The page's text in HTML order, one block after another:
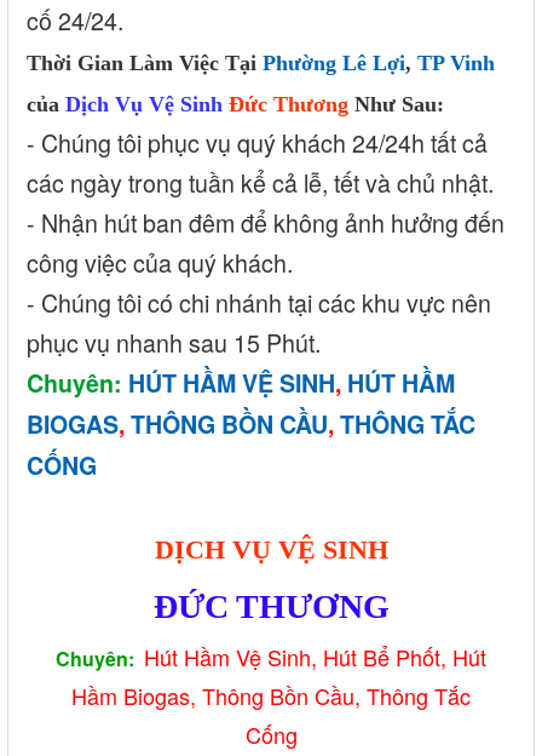
cố 24/24.
Thời Gian Làm Việc Tại Phường Lê Lợi, TP Vinh
của Dịch Vụ Vệ Sinh Đức Thương Như Sau:
- Chúng tôi phục vụ quý khách 24/24h tất cả
các ngày trong tuần kể cả lễ, tết và chủ nhật.
- Nhận hút ban đêm để không ảnh hưởng đến
công việc của quý khách.
- Chúng tôi có chi nhánh tại các khu vực nên
phục vụ nhanh sau 15 Phút.
Chuyên: HÚT HẦM VỆ SINH, HÚT HẦM
BIOGAS,THÔNG BỒN CẦU,THÔNG TẮC
CỐNG
DỊCH VỤ VỆ SINH
ĐỨC THƯƠNG
Chuyên: Hút Hầm Vệ Sinh, Hút Bể Phốt, Hút
Hầm Biogas, Thông Bồn Cầu, Thông Tắc
Cống